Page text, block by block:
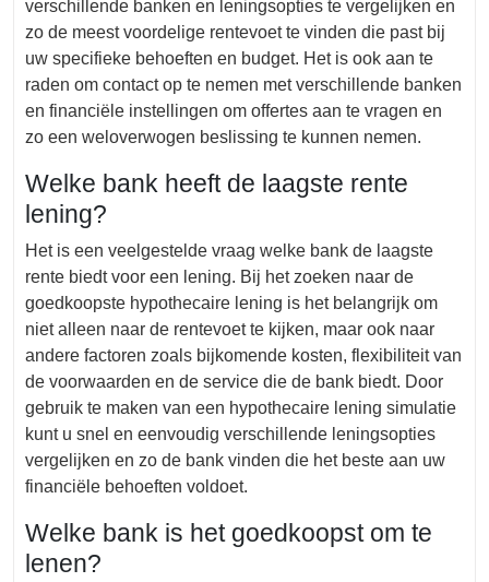
verschillende banken en leningsopties te vergelijken en
zo de meest voordelige rentevoet te vinden die past bij
uw specifieke behoeften en budget. Het is ook aan te
raden om contact op te nemen met verschillende banken
en financiële instellingen om offertes aan te vragen en
zo een weloverwogen beslissing te kunnen nemen.
Welke bank heeft de laagste rente
lening?
Het is een veelgestelde vraag welke bank de laagste
rente biedt voor een lening. Bij het zoeken naar de
goedkoopste hypothecaire lening is het belangrijk om
niet alleen naar de rentevoet te kijken, maar ook naar
andere factoren zoals bijkomende kosten, flexibiliteit van
de voorwaarden en de service die de bank biedt. Door
gebruik te maken van een hypothecaire lening simulatie
kunt u snel en eenvoudig verschillende leningsopties
vergelijken en zo de bank vinden die het beste aan uw
financiële behoeften voldoet.
Welke bank is het goedkoopst om te
lenen?